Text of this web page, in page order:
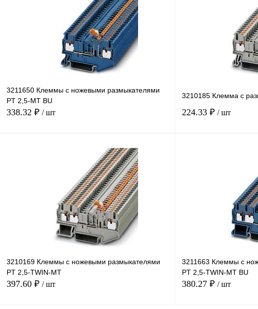
Сравнение
Под заказ
3211650 Клеммы с ножевыми размыкателями
PT 2,5-MT BU
338.32 ₽ / шт
В корзину
Сравнение
наличии
3210185 Клемма с
224.33 ₽ / шт
3210169 Клеммы с ножевыми размыкателями
PT 2,5-TWIN-MT
397.60 ₽ / шт
3211663 Клеммы с
PT 2,5-TWIN-MT BU
380.27 ₽ / шт